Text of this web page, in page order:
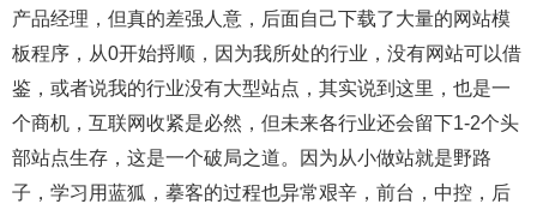
产品经理，但真的差强人意，后面自己下载了大量的网站模
板程序，从0开始捋顺，因为我所处的行业，没有网站可以借
鉴，或者说我的行业没有大型站点，其实说到这里，也是一
个商机，互联网收紧是必然，但未来各行业还会留下1-2个头
部站点生存，这是一个破局之道。因为从小做站就是野路
子，学习用蓝狐，摹客的过程也异常艰辛，前台，中控，后